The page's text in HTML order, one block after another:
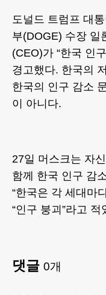
도널드 트럼프 대
부(DOGE) 수장 일
(CEO)가 “한국 인
경고했다. 한국의
한국의 인구 감소
이 아니다.
27일 머스크는 자
함께 한국 인구 감
“한국은 각 세대마
“인구 붕괴”라고 적
댓글 0개